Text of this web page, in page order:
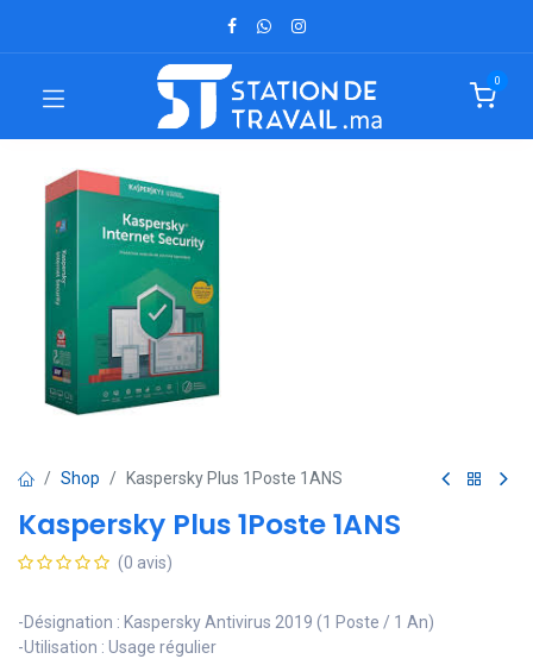
0
Shop Kaspersky Plus 1Poste 1ANS
Kaspersky Plus 1Poste 1ANS
(0 avis)
-Désignation : Kaspersky Antivirus 2019 (1 Poste / 1 An)
-Utilisation : Usage régulier